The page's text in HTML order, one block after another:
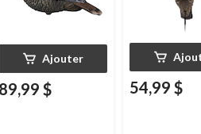
Ajouter
89,99 $ 54,99 $